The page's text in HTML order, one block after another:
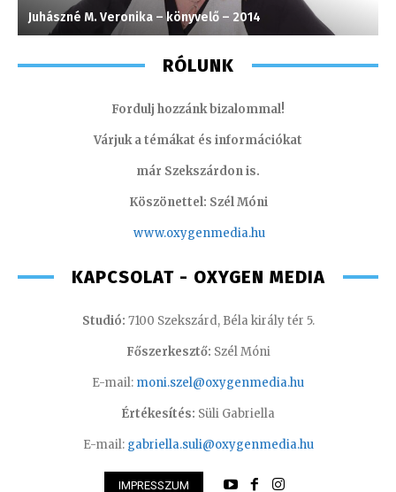
Juhászné M. Veronika – könyvelő – 2014
RÓLUNK
Fordulj hozzánk bizalommal!
Várjuk a témákat és információkat
már Szekszárdon is.
Köszönettel: Szél Móni
www.oxygenmedia.hu
KAPCSOLAT - OXYGEN MEDIA
Studió: 7100 Szekszárd, Béla király tér 5.
Főszerkesztő: Szél Móni
E-mail: moni.szel@oxygenmedia.hu
Értékesítés: Süli Gabriella
E-mail: gabriella.suli@oxygenmedia.hu
IMPRESSZUM